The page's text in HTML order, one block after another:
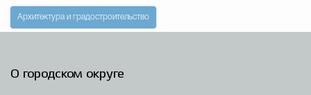
Архитектура и градостроительство
О городском округе